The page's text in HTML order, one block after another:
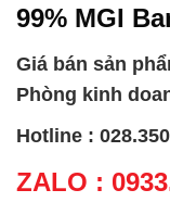
99% MGI
Giá bán sản
Phòng kinh
Hotline :
ZALO :